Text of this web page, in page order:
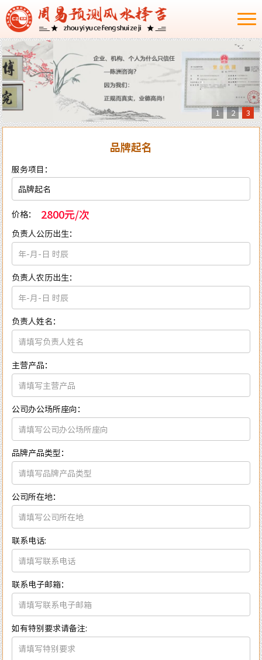
1 2 3
品牌起名
服务项目：
价格： 2800元/次
负责人公历出生：
负责人农历出生：
负责人姓名：
主营产品：
公司办公场所座向：
品牌产品类型：
公司所在地：
联系电话:
联系电子邮箱：
如有特别要求请备注: